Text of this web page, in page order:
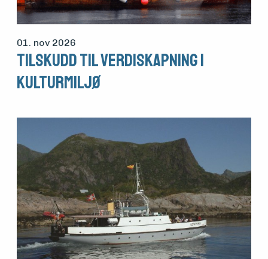
01. nov 2026
Tilskudd til verdiskapning i
kulturmiljø